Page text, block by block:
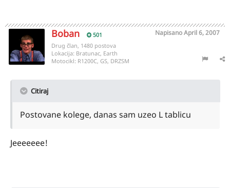
Boban 501 NapisanoApril 6, 2007
Drug član, 1480 postova
Lokacija: Bratunac, Earth
Motocikl: R1200C, GS, DRZSM
Citiraj
Postovane kolege, danas sam uzeo L tablicu
Jeeeeeee!